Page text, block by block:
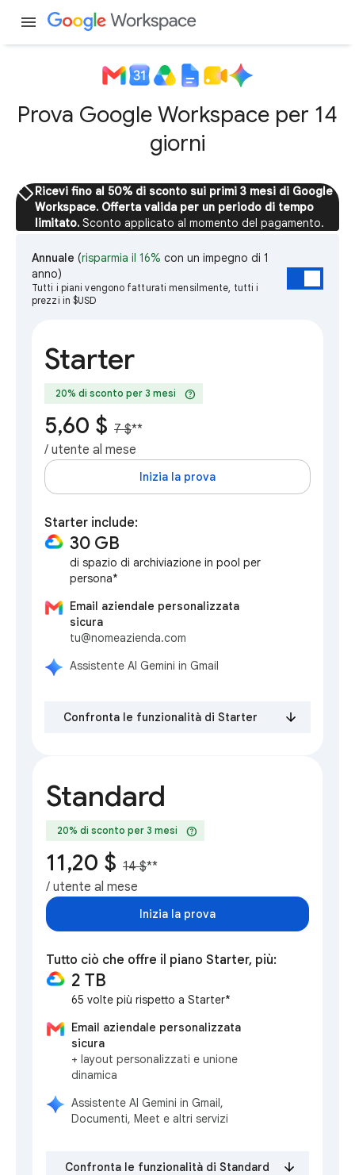
menu
Prova Google Workspace per 14
giorni
sellRicevi fino al 50% di sconto sui primi 3 mesi di Google
Workspace. Offerta valida per un periodo di tempo
limitato. Sconto applicato al momento del pagamento.
Annuale (risparmia il 16% con un impegno di 1
anno)
Tutti i piani vengono fatturati mensilmente, tutti i
prezzi in $USD
Starter
20% di sconto per 3 mesi help
5,60 $ 7 $**
/ utente al mese
Inizia la prova
Starter include:
30 GB
di spazio di archiviazione in pool per
persona*
Email aziendale personalizzata
sicura
tu@nomeazienda.com
Assistente AI Gemini in Gmail
Confronta le funzionalità di Starter
Standard
20% di sconto per 3 mesi help
11,20 $ 14 $**
/ utente al mese
Inizia la prova
Tutto ciò che offre il piano Starter, più:
2 TB
65 volte più rispetto a Starter*
Email aziendale personalizzata
sicura
+ layout personalizzati e unione
dinamica
Assistente AI Gemini in Gmail,
Documenti, Meet e altri servizi
Confronta le funzionalità di Standard